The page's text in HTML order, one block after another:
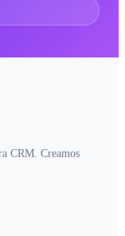
CRM. Creamos